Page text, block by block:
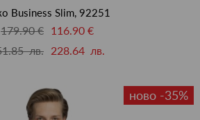
Business Slim, 92251
179.90 € 116.90 €
лв. 228.64 лв.
ново -35%